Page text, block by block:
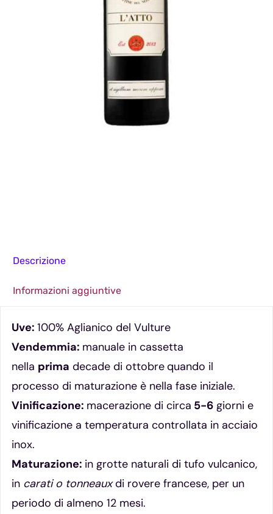
Descrizione
Informazioni aggiuntive
Uve: 100% Aglianico del Vulture
Vendemmia: manuale in cassetta
nella prima decade di ottobrequando il
processo di maturazione è nella fase iniziale.
Vinificazione: macerazione di circa 5-6giorni e
vinificazione a temperatura controllata in acciaio
inox.
Maturazione: in grotte naturali di tufo vulcanico,
in carati o tonneauxdi rovere francese, per un
periodo di almeno 12 mesi.